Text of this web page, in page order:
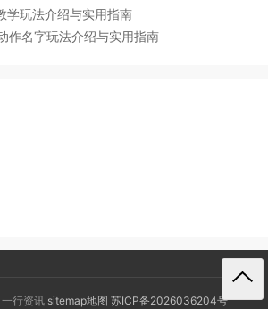
学玩法介绍与实用指南
作名字玩法介绍与实用指南
行资讯 sitemap地图 苏ICP备2026036204号